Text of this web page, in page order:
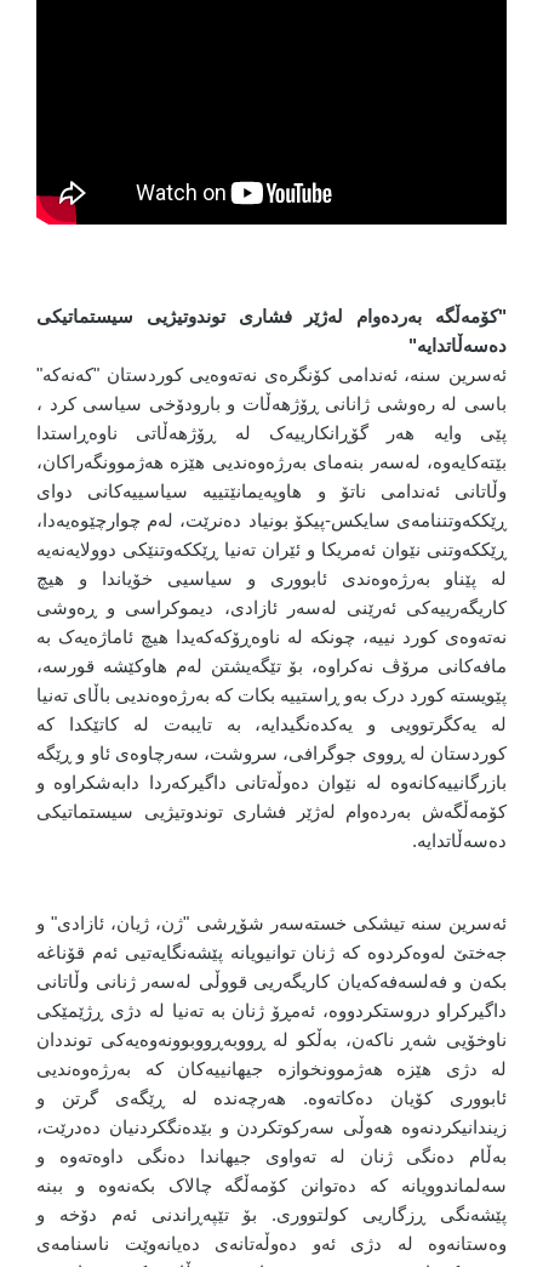
"کۆمەڵگە بەردەوام لەژێر فشاری توندوتیژیی سیستماتیکی
دەسەڵاتدایە"
ئەسرین سنە، ئەندامی کۆنگرەی نەتەوەیی کوردستان "کەنەکە"
باسی لە رەوشی ژانانی ڕۆژهەڵات و بارودۆخی سیاسی کرد ،
پێی وایە هەر گۆڕانکارییەک لە ڕۆژهەڵاتی ناوەڕاستدا
بێتەکایەوە، لەسەر بنەمای بەرژەوەندیی هێزە هەژموونگەراکان،
وڵاتانی ئەندامی ناتۆ و هاوپەیمانێتییە سیاسییەکانی دوای
ڕێککەوتننامەی سایکس-پیکۆ بونیاد دەنرێت، لەم چوارچێوەیەدا،
ڕێککەوتنی نێوان ئەمریکا و ئێران تەنیا ڕێککەوتنێکی دوولایەنەیە
لە پێناو بەرژەوەندی ئابووری و سیاسیی خۆیاندا و هیچ
کاریگەرییەکی ئەرێنی لەسەر ئازادی، دیموکراسی و ڕەوشی
نەتەوەی کورد نییە، چونکە لە ناوەڕۆکەکەیدا هیچ ئاماژەیەک بە
مافەکانی مرۆڤ نەکراوە، بۆ تێگەیشتن لەم هاوکێشە قورسە،
پێویستە کورد درک بەو ڕاستییە بکات کە بەرژەوەندیی باڵای تەنیا
لە یەکگرتوویی و یەکدەنگیدایە، بە تایبەت لە کاتێکدا کە
کوردستان لە ڕووی جوگرافی، سروشت، سەرچاوەی ئاو و ڕێگە
بازرگانییەکانەوە لە نێوان دەوڵەتانی داگیرکەردا دابەشکراوە و
کۆمەڵگەش بەردەوام لەژێر فشاری توندوتیژیی سیستماتیکی
دەسەڵاتدایە.
ئەسرین سنە تیشکی خستەسەر شۆڕشی "ژن، ژیان، ئازادی" و
جەختێ لەوەکردوە کە ژنان توانیویانە پێشەنگایەتیی ئەم قۆناغە
بکەن و فەلسەفەکەیان کاریگەریی قووڵی لەسەر ژنانی وڵاتانی
داگیرکراو دروستکردووە، ئەمڕۆ ژنان بە تەنیا لە دژی ڕژێمێکی
ناوخۆیی شەڕ ناکەن، بەڵکو لە ڕووبەڕووبوونەوەیەکی تونددان
لە دژی هێزە هەژموونخوازە جیهانییەکان کە بەرژەوەندیی
ئابووری کۆیان دەکاتەوە. هەرچەندە لە ڕێگەی گرتن و
زیندانیکردنەوە هەوڵی سەرکوتکردن و بێدەنگکردنیان دەدرێت،
بەڵام دەنگی ژنان لە تەواوی جیهاندا دەنگی داوەتەوە و
سەلماندوویانە کە دەتوانن کۆمەڵگە چالاک بکەنەوە و ببنە
پێشەنگی ڕزگاریی کولتووری. بۆ تێپەڕاندنی ئەم دۆخە و
وەستانەوە لە دژی ئەو دەوڵەتانەی دەیانەوێت ناسنامەی